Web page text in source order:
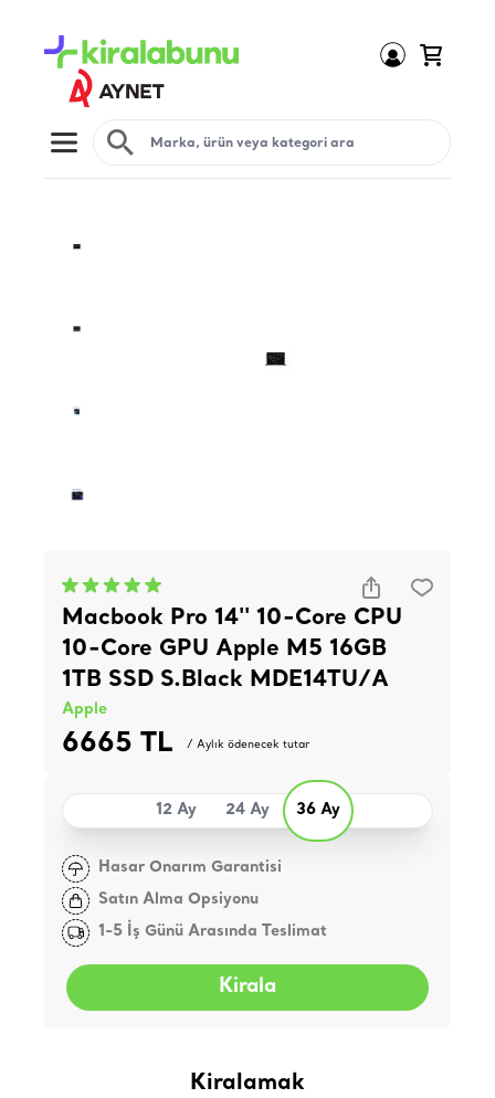
Open menu
Macbook Pro 14'' 10-Core CPU
10-Core GPU Apple M5 16GB
1TB SSD S.Black MDE14TU/A
Apple
6665 TL / Aylık ödenecek tutar
12 Ay 24 Ay 36 Ay
Hasar Onarım Garantisi
Satın Alma Opsiyonu
1-5 İş Günü Arasında Teslimat
Kirala
Kiralamak